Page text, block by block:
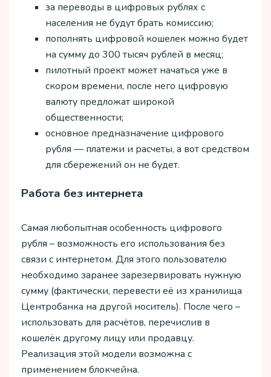
за переводы в цифровых рублях с
населения не будут брать комиссию;
пополнять цифровой кошелек можно будет
на сумму до 300 тысяч рублей в месяц;
пилотный проект может начаться уже в
скором времени, после него цифровую
валюту предложат широкой
общественности;
основное предназначение цифрового
рубля — платежи и расчеты, а вот средством
для сбережений он не будет.
Работа без интернета
Самая любопытная особенность цифрового
рубля – возможность его использования без
связи с интернетом. Для этого пользователю
необходимо заранее зарезервировать нужную
сумму (фактически, перевести её из хранилища
Центробанка на другой носитель). После чего –
использовать для расчётов, перечислив в
кошелёк другому лицу или продавцу.
Реализация этой модели возможна с
применением блокчейна.